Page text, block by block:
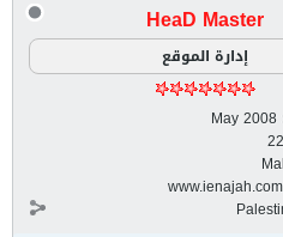
HeaD Master
إدارة الموقع
May 2008
www.ienajah.com